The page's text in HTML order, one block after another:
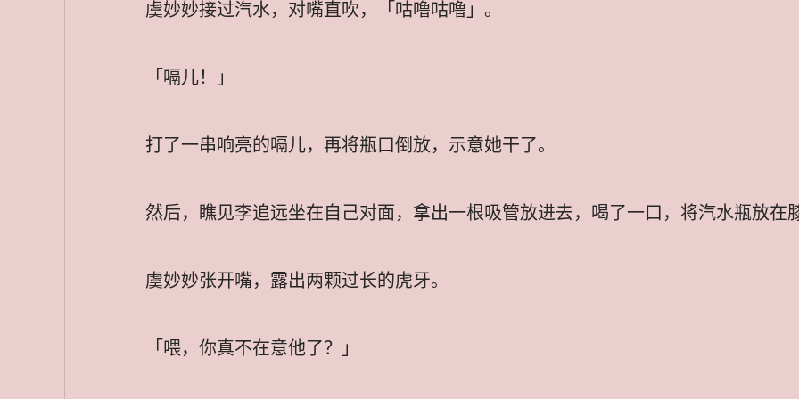
虞妙妙接过汽水，对嘴直吹，「咕噜咕噜」。
「嗝儿！」
打了一串响亮的嗝儿，再将瓶口倒放，示意她干了。
然后，瞧见李追远坐在自己对面，拿出一根吸管放进去，喝了一口，将汽水瓶放在
虞妙妙张开嘴，露出两颗过长的虎牙。
「喂，你真不在意他了？」